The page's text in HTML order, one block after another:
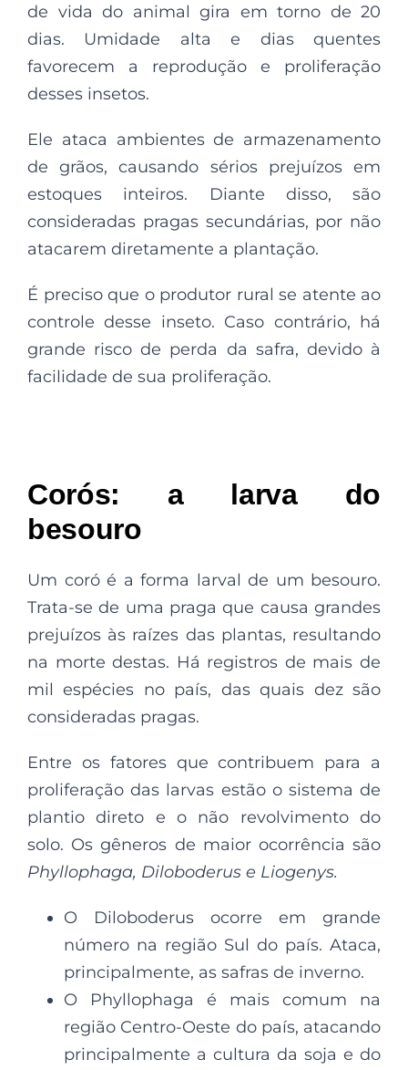
de vida do animal gira em torno de 20
dias. Umidade alta e dias quentes
favorecem a reprodução e proliferação
desses insetos.
Ele ataca ambientes de armazenamento
de grãos, causando sérios prejuízos em
estoques inteiros. Diante disso, são
consideradas pragas secundárias, por não
atacarem diretamente a plantação.
É preciso que o produtor rural se atente ao
controle desse inseto. Caso contrário, há
grande risco de perda da safra, devido à
facilidade de sua proliferação.
Corós: a larva do
besouro
Um coró é a forma larval de um besouro.
Trata-se de uma praga que causa grandes
prejuízos às raízes das plantas, resultando
na morte destas. Há registros de mais de
mil espécies no país, das quais dez são
consideradas pragas.
Entre os fatores que contribuem para a
proliferação das larvas estão o sistema de
plantio direto e o não revolvimento do
solo. Os gêneros de maior ocorrência são
Phyllophaga, Diloboderus e Liogenys.
O Diloboderus ocorre em grande
número na região Sul do país. Ataca,
principalmente, as safras de inverno.
O Phyllophaga é mais comum na
região Centro-Oeste do país, atacando
principalmente a cultura da soja e do